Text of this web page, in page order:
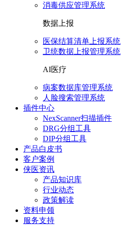
消毒供应管理系统
数据上报
医保结算清单上报系统
卫统数据上报管理系统
AI医疗
病案数据库管理系统
人脸搜索管理系统
插件中心
NexScanner扫描插件
DRG分组工具
DIP分组工具
产品白皮书
客户案例
侠医资讯
产品知识库
行业动态
政策解读
资料申领
服务支持